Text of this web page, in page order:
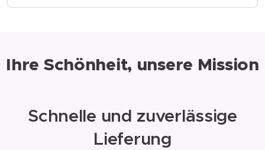
optimal aufeinander abgestimmt sind.
Inhaltsstoffe und der Kaviar wirkt natürlich
beruhigend und remineralisierend.
Ihre Schönheit, unsere Mission
Schnelle und zuverlässige
Lieferung